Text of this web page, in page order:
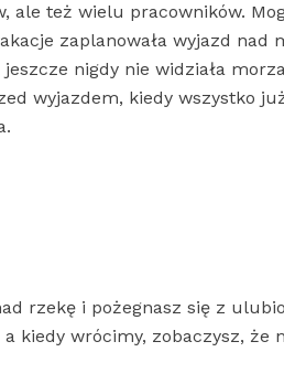
ale też wielu pracowników.
zaplanowała wyjazd nad
nigdy nie widziała
wyjazdem, kiedy wszystko
rzekę i pożegnasz się z
kiedy wrócimy, zobaczysz, że